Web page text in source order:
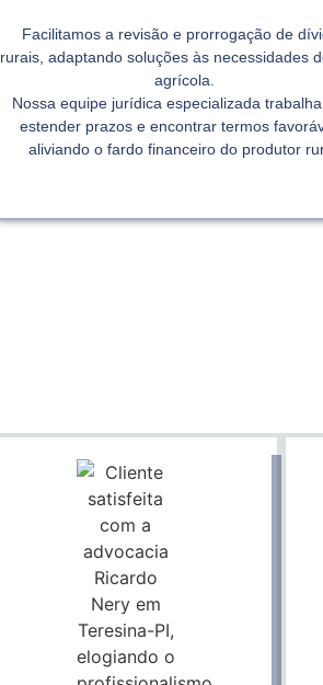
Facilitamos a revisão e prorrogação de
rurais, adaptando soluções às necessidades
agrícola.
Nossa equipe jurídica especializada
estender prazos e encontrar termos
aliviando o fardo financeiro do produtor